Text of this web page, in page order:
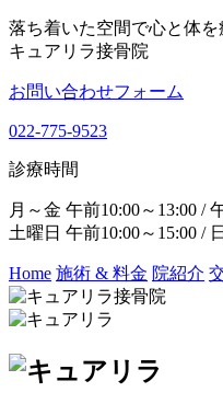
落ち着いた空間で心と体を
キュアリラ接骨院
お問い合わせフォーム
022-775-9523
診療時間
月～金 午前10:00～13:00 /
土曜日 午前10:00～15:00 /
Home 施術 & 料金 院紹介